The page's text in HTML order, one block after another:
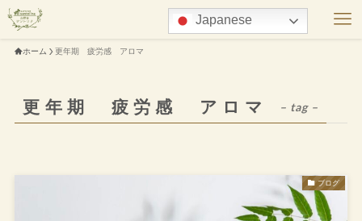
ホーム 更年期 疲労感 アロマ
更年期 疲労感 アロマ – tag –
ブログ
Japanese